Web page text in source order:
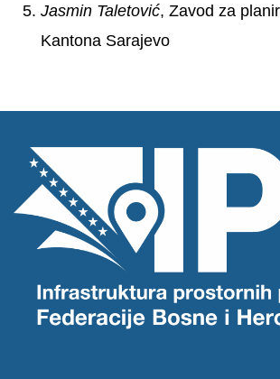
Jasmin Taletović, Zavod za
Kantona Sarajevo